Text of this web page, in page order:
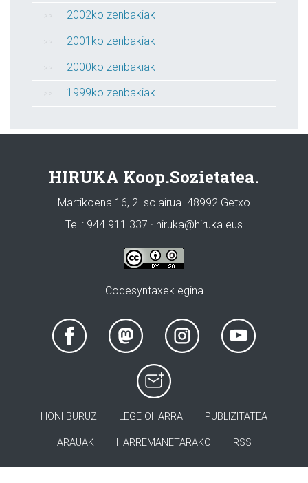
2002ko zenbakiak
2001ko zenbakiak
2000ko zenbakiak
1999ko zenbakiak
HIRUKA Koop.Sozietatea.
Martikoena 16, 2. solairua. 48992 Getxo
Tel.: 944 911 337 · hiruka@hiruka.eus
Codesyntaxek egina
HONI BURUZ LEGE OHARRA PUBLIZITATEA
ARAUAK HARREMANETARAKO RSS